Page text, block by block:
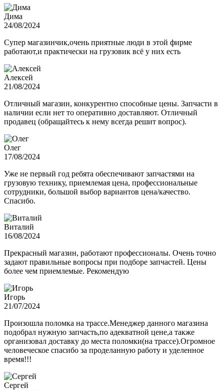
Дима
24/08/2024
Супер магазинчик,очень приятные люди в этой фирме
работают,и практически на грузовик всё у них есть
Алексей
21/08/2024
Отличный магазин, конкурентно способные цены. Запчасти в
наличии если нет то оперативно доставляют. Отличный
продавец (обращайтесь к нему всегда решит вопрос).
Олег
17/08/2024
Уже не первый год ребята обеспечивают запчастями на
грузовую технику, приемлемая цена, профессиональные
сотрудники, большой выбор вариантов цена/качество.
Спасибо.
Виталий
16/08/2024
Прекрасный магазин, работают профессионалы. Очень точно
задают правильные вопросы при подборе запчастей. Цены
более чем приемлемые. Рекомендую
Игорь
21/07/2024
Произошла поломка на трассе.Менеджер данного магазина
подобрал нужную запчасть,по адекватной цене,а также
организовал доставку до места поломки(на трассе).Огромное
человеческое спасибо за проделанную работу и уделенное
время!!!
Сергей